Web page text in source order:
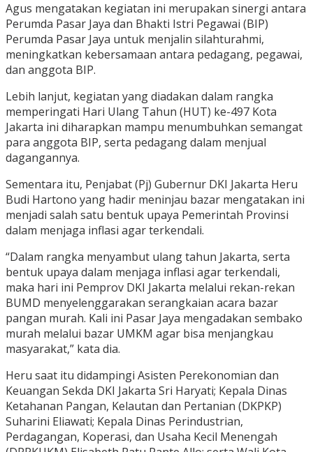
Agus mengatakan kegiatan ini merupakan sinergi antara
Perumda Pasar Jaya dan Bhakti Istri Pegawai (BIP)
Perumda Pasar Jaya untuk menjalin silahturahmi,
meningkatkan kebersamaan antara pedagang, pegawai,
dan anggota BIP.
Lebih lanjut, kegiatan yang diadakan dalam rangka
memperingati Hari Ulang Tahun (HUT) ke-497 Kota
Jakarta ini diharapkan mampu menumbuhkan semangat
para anggota BIP, serta pedagang dalam menjual
dagangannya.
Sementara itu, Penjabat (Pj) Gubernur DKI Jakarta Heru
Budi Hartono yang hadir meninjau bazar mengatakan ini
menjadi salah satu bentuk upaya Pemerintah Provinsi
dalam menjaga inflasi agar terkendali.
“Dalam rangka menyambut ulang tahun Jakarta, serta
bentuk upaya dalam menjaga inflasi agar terkendali,
maka hari ini Pemprov DKI Jakarta melalui rekan-rekan
BUMD menyelenggarakan serangkaian acara bazar
pangan murah. Kali ini Pasar Jaya mengadakan sembako
murah melalui bazar UMKM agar bisa menjangkau
masyarakat,” kata dia.
Heru saat itu didampingi Asisten Perekonomian dan
Keuangan Sekda DKI Jakarta Sri Haryati; Kepala Dinas
Ketahanan Pangan, Kelautan dan Pertanian (DKPKP)
Suharini Eliawati; Kepala Dinas Perindustrian,
Perdagangan, Koperasi, dan Usaha Kecil Menengah